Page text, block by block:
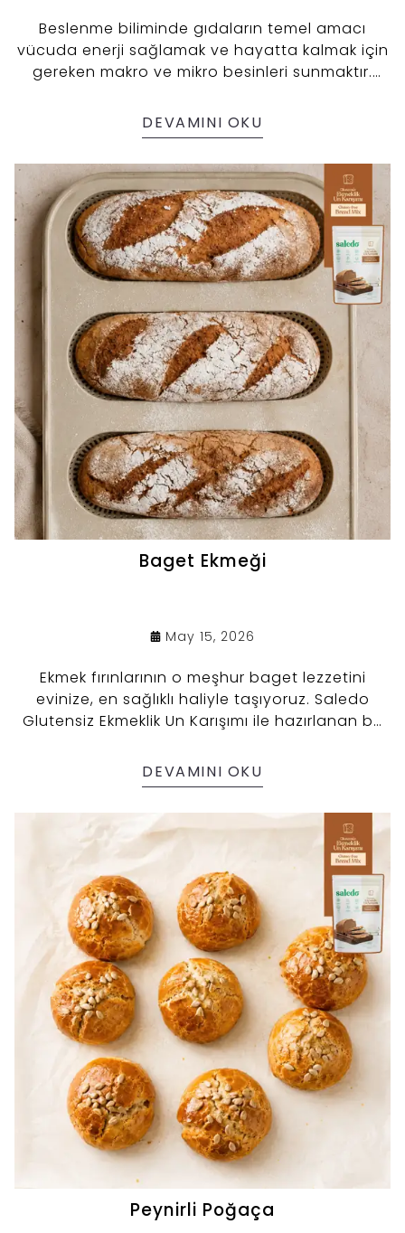
Beslenme biliminde gıdaların temel amacı
vücuda enerji sağlamak ve hayatta kalmak için
gereken makro ve mikro besinleri sunmaktır.
temel beslenmenin ötesine geçerek sağlığı
desteklemede rol oynayabileceğini
göstermektedir. İşte bu noktada karşımıza
"fonksiyonel gıda" kavramı çıkmaktadır.
DEVAMINI OKU
Baget Ekmeği
May 15, 2026
Ekmek fırınlarının o meşhur baget lezzetini
evinize, en sağlıklı haliyle taşıyoruz. Saledo
Glutensiz Ekmeklik Un Karışımı ile hazırlanan bu
yemekleriniz için çıtır bir sandviç tabanı,
kahvaltılarınız için ise taze bir eşlikçi. Kendi
ekmeğinizi yapmanın keyfini Saledo pratikliğiyle
yaşayın!
DEVAMINI OKU
Peynirli Poğaça